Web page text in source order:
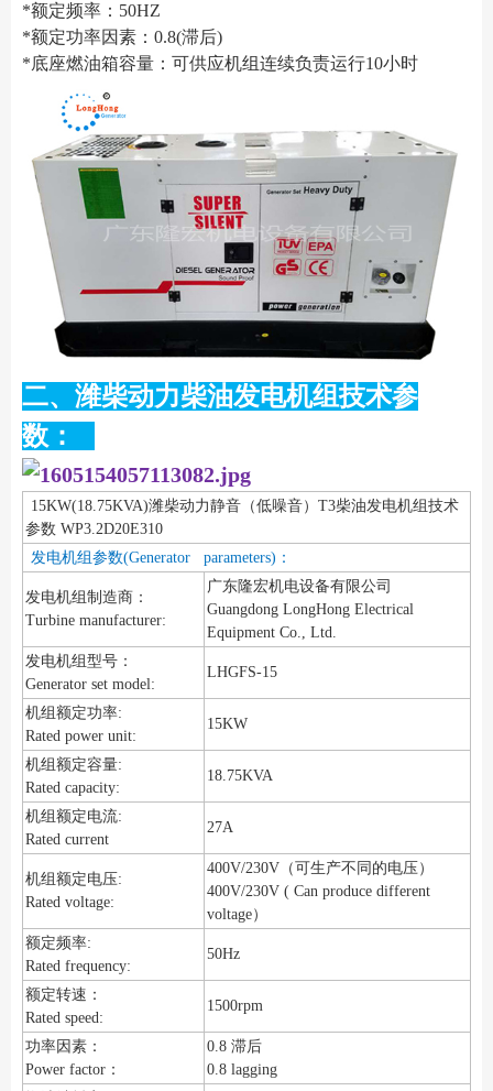
*额定频率：50HZ
*额定功率因素：0.8(滞后)
*底座燃油箱容量：可供应机组连续负责运行10小时
二、潍柴动力柴油发电机组技术参
数：
15KW(18.75KVA)潍柴动力静音（低噪音）T3柴油发电机组技术
参数 WP3.2D20E310
发电机组参数(Generator parameters)：
发电机组制造商：
Turbine manufacturer:
广东隆宏机电设备有限公司
Guangdong LongHong Electrical
Equipment Co., Ltd.
发电机组型号：
Generator set model:
LHGFS-15
机组额定功率:
Rated power unit:
15KW
机组额定容量:
Rated capacity:
18.75KVA
机组额定电流:
Rated current
27A
机组额定电压:
Rated voltage:
400V/230V（可生产不同的电压）
400V/230V ( Can produce different
voltage）
额定频率:
Rated frequency:
50Hz
额定转速：
Rated speed:
1500rpm
功率因素：
Power factor：
0.8 滞后
0.8 lagging